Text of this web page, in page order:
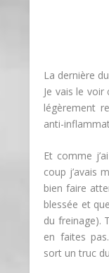
La dernière
Je vais le
légèrement
anti-
Et comme
coup j’avais
bien faire
blessée et
du freinage).
en faites
sort un truc